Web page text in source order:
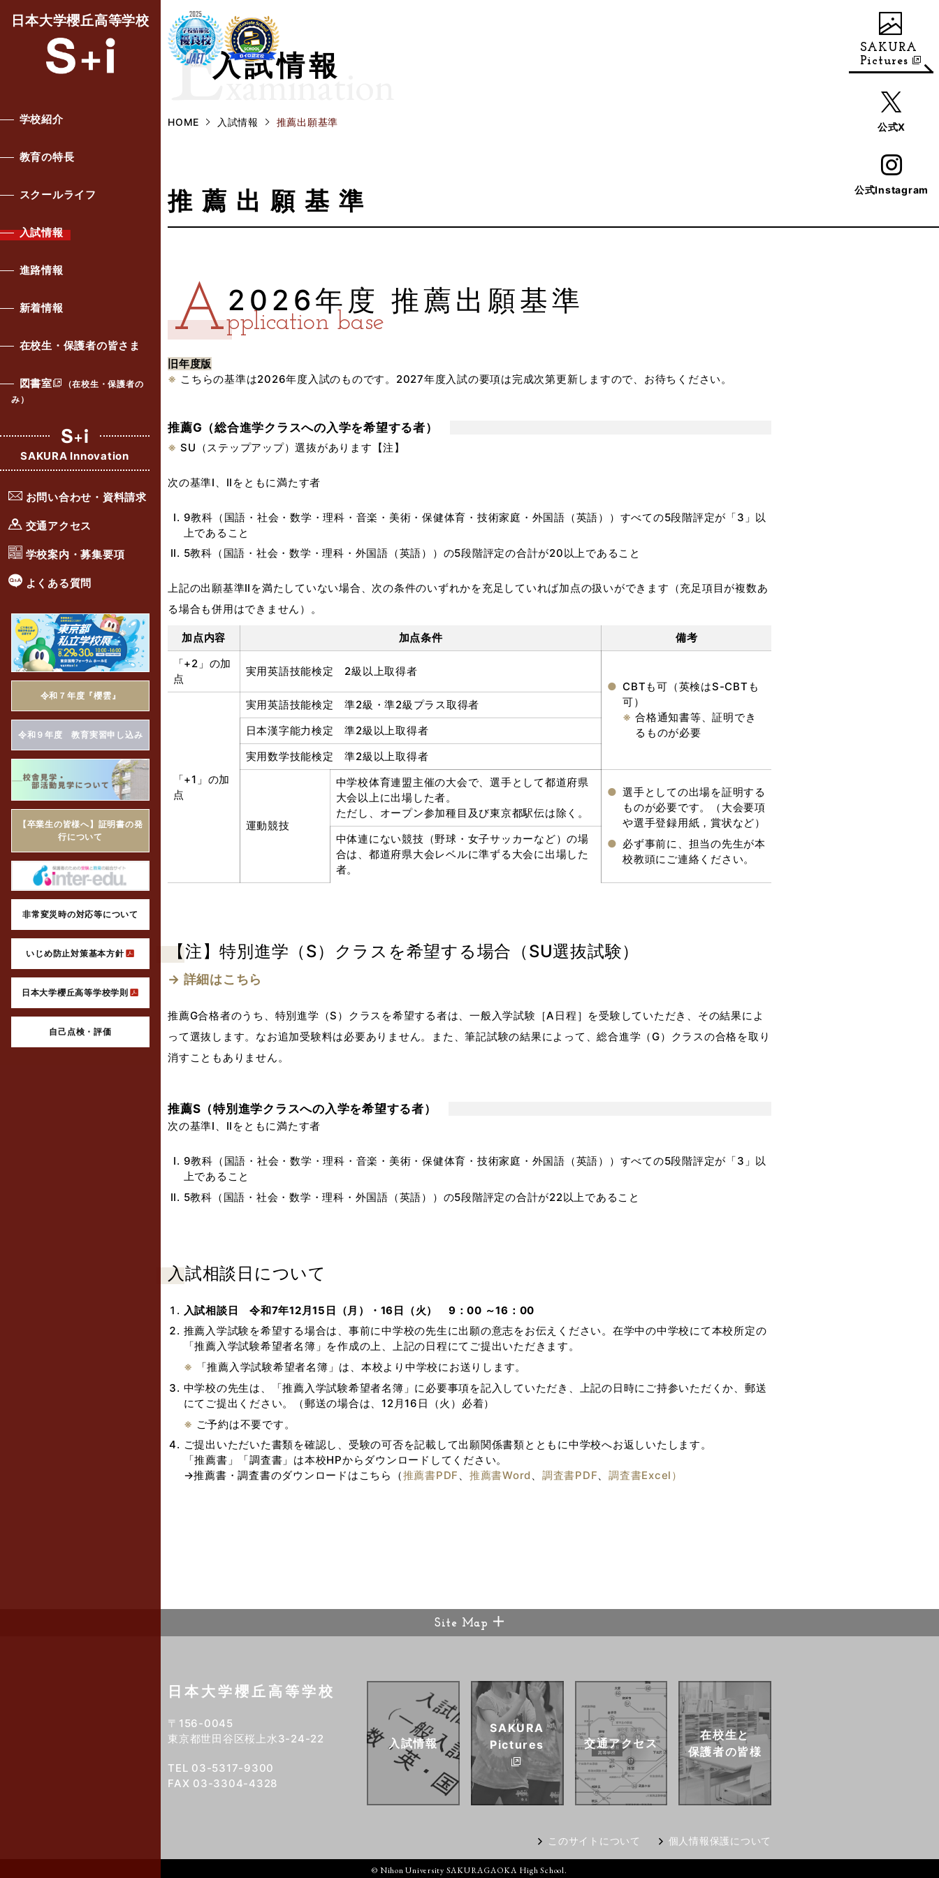
SAKURA
Pictures
公式X
公式Instagram
日本大学櫻丘高等学校
学校紹介
教育の特長
スクールライフ
入試情報
進路情報
新着情報
在校生・保護者の皆さま
図書室
（在校生・保護者の
み）
SAKURA Innovation
お問い合わせ・資料請求
交通アクセス
学校案内・募集要項
よくある質問
令和７年度『櫻雲』
令和９年度 教育実習申し込み
【卒業生の皆様へ】証明書の発
行について
非常変災時の対応等について
いじめ防止対策基本方針
日本大学櫻丘高等学校学則
自己点検・評価
入試情報
Examination
HOME 入試情報 推薦出願基準
推薦出願基準
2026年度 推薦出願基準
Application base
旧年度版
こちらの基準は2026年度入試のものです。2027年度入試の要項は完成次第更新しますので、お待ちください。
推薦G（総合進学クラスへの入学を希望する者）
SU（ステップアップ）選抜があります【注】
次の基準I、IIをともに満たす者
9教科（国語・社会・数学・理科・音楽・美術・保健体育・技術家庭・外国語（英語））すべての5段階評定が「3」以
上であること
5教科（国語・社会・数学・理科・外国語（英語））の5段階評定の合計が20以上であること
上記の出願基準Ⅱを満たしていない場合、次の条件のいずれかを充足していれば加点の扱いができます（充足項目が複数あ
る場合も併用はできません）。
加点内容 加点条件
備考
「+2」の加
点
実用英語技能検定 2級以上取得者
CBTも可（英検はS-CBTも
可）
合格通知書等、証明でき
るものが必要
「+1」の加
点
実用英語技能検定 準2級・準2級プラス取得者
日本漢字能力検定 準2級以上取得者
実用数学技能検定 準2級以上取得者
運動競技
中学校体育連盟主催の大会で、選手として都道府県
大会以上に出場した者。
ただし、オープン参加種目及び東京都駅伝は除く。
選手としての出場を証明する
ものが必要です。（大会要項
や選手登録用紙，賞状など）
必ず事前に、担当の先生が本
校教頭にご連絡ください。
中体連にない競技（野球・女子サッカーなど）の場
合は、都道府県大会レベルに準ずる大会に出場した
者。
【注】特別進学（S）クラスを希望する場合（SU選抜試験）
→ 詳細はこちら
推薦G合格者のうち、特別進学（S）クラスを希望する者は、一般入学試験［A日程］を受験していただき、その結果によ
って選抜します。なお追加受験料は必要ありません。また、筆記試験の結果によって、総合進学（G）クラスの合格を取り
消すこともありません。
推薦S（特別進学クラスへの入学を希望する者）
次の基準I、IIをともに満たす者
9教科（国語・社会・数学・理科・音楽・美術・保健体育・技術家庭・外国語（英語））すべての5段階評定が「3」以
上であること
5教科（国語・社会・数学・理科・外国語（英語））の5段階評定の合計が22以上であること
入試相談日について
入試相談日 令和7年12月15日（月）・16日（火） 9：00 ～16：00
推薦入学試験を希望する場合は、事前に中学校の先生に出願の意志をお伝えください。在学中の中学校にて本校所定の
「推薦入学試験希望者名簿」を作成の上、上記の日程にてご提出いただきます。
「推薦入学試験希望者名簿」は、本校より中学校にお送りします。
中学校の先生は、「推薦入学試験希望者名簿」に必要事項を記入していただき、上記の日時にご持参いただくか、郵送
にてご提出ください。（郵送の場合は、12月16日（火）必着）
ご予約は不要です。
ご提出いただいた書類を確認し、受験の可否を記載して出願関係書類とともに中学校へお返しいたします。
「推薦書」「調査書」は本校HPからダウンロードしてください。
→推薦書・調査書のダウンロードはこちら（推薦書PDF 、 推薦書Word、 調査書PDF、 調査書Excel）
Site Map
日本大学櫻丘高等学校
〒156-0045
東京都世田谷区桜上水3-24-22
TEL 03-5317-9300
FAX 03-3304-4328
入試情報
SAKURA
Pictures
交通アクセス
在校生と
保護者の皆様
このサイトについて 個人情報保護について
© Nihon University SAKURAGAOKA High School.